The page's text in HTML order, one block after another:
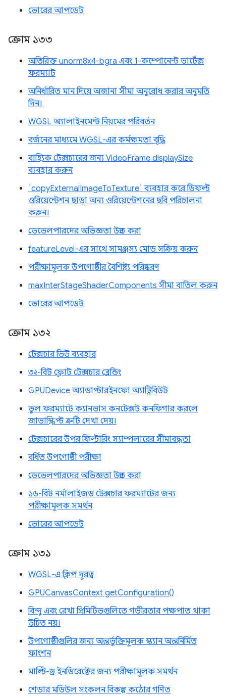
ভোরের আপডেট
ক্রোম ১৩৩
অতিরিক্ত unorm8x4-bgra এবং 1-কম্পোনেন্ট ভার্টেক্স
ফরম্যাট
অনির্ধারিত মান দিয়ে অজানা সীমা অনুরোধ করার অনুমতি
দিন।
WGSL অ্যালাইনমেন্ট নিয়মের পরিবর্তন
বর্জনের মাধ্যমে WGSL-এর কর্মক্ষমতা বৃদ্ধি
বাহ্যিক টেক্সচারের জন্য VideoFrame displaySize
ব্যবহার করুন
`copyExternalImageToTexture` ব্যবহার করে ডিফল্ট
ওরিয়েন্টেশন ছাড়া অন্য ওরিয়েন্টেশনের ছবি পরিচালনা
করুন।
ডেভেলপারদের অভিজ্ঞতা উন্নত করা
featureLevel-এর সাথে সামঞ্জস্য মোড সক্রিয় করুন
পরীক্ষামূলক উপগোষ্ঠীর বৈশিষ্ট্য পরিষ্করণ
maxInterStageShaderComponents সীমা বাতিল করুন
ভোরের আপডেট
ক্রোম ১৩২
টেক্সচার ভিউ ব্যবহার
৩২-বিট ফ্লোট টেক্সচার ব্লেন্ডিং
GPUDevice অ্যাডাপ্টারইনফো অ্যাট্রিবিউট
ভুল ফরম্যাটে ক্যানভাস কনটেক্সট কনফিগার করলে
জাভাস্ক্রিপ্ট ত্রুটি দেখা দেয়।
টেক্সচারের উপর ফিল্টারিং স্যাম্পলারের সীমাবদ্ধতা
বর্ধিত উপগোষ্ঠী পরীক্ষা
ডেভেলপারদের অভিজ্ঞতা উন্নত করা
১৬-বিট নর্মালাইজড টেক্সচার ফরম্যাটের জন্য
পরীক্ষামূলক সমর্থন
ভোরের আপডেট
ক্রোম ১৩১
WGSL-এ ক্লিপ দূরত্ব
GPUCanvasContext getConfiguration()
বিন্দু এবং রেখা প্রিমিটিভগুলিতে গভীরতার পক্ষপাত থাকা
উচিত নয়।
উপগোষ্ঠীগুলির জন্য অন্তর্ভুক্তিমূলক স্ক্যান অন্তর্নির্মিত
ফাংশন
মাল্টি-ড্র ইনডিরেক্টের জন্য পরীক্ষামূলক সমর্থন
শেডার মডিউল সংকলন বিকল্প কঠোর গণিত